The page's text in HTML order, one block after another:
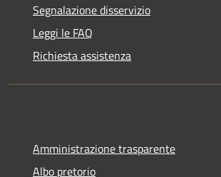
Segnalazione disservizio
Leggi le FAQ
Richiesta assistenza
Amministrazione trasparente
Albo pretorio